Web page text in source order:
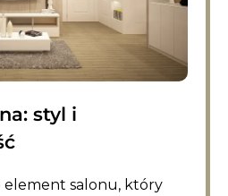
styl i
element salonu, który